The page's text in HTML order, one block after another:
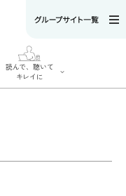
読んで、聴いて
キレイに